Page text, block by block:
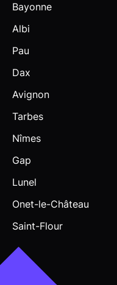
Bayonne
Albi
Pau
Dax
Avignon
Tarbes
Nîmes
Gap
Lunel
Onet-le-Château
Saint-Flour